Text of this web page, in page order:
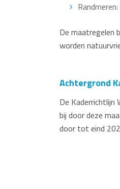
De maatregelen
worden
Achtergrond
De
bij door deze
door tot eind